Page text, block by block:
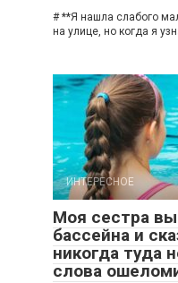
# **Я нашла слабого
на улице, но когда я
ИНТЕРЕСНОЕ
Моя сестра
бассейна и
никогда туда
слова